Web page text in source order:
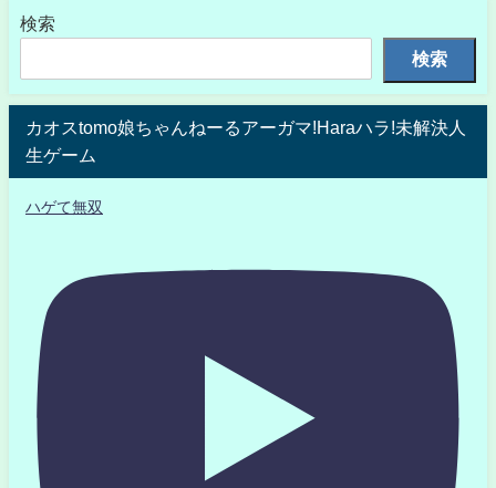
検索
検索
カオスtomo娘ちゃんねーるアーガマ!Haraハラ!未解決人
生ゲーム
ハゲて無双